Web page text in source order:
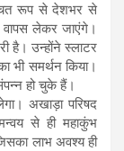
रूप से देशभर से
लेकर जाएंगे।
है। उन्होंने स्लाटर
भी समर्थन किया।
हो चुके हैं।
अखाड़ा परिषद
से ही महाकुंभ
लाभ अवश्य ही